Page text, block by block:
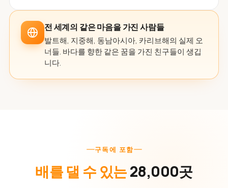
전 세계의 같은 마음을 가진 사람들
발트해, 지중해, 동남아시아, 카리브해의 실제 오
너들. 바다를 향한 같은 꿈을 가진 친구들이 생깁
니다.
구독에 포함
배를 댈 수 있는28,000곳